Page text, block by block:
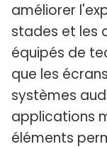
améliorer
stades et les
équipés de
que les
systèmes
applications
éléments